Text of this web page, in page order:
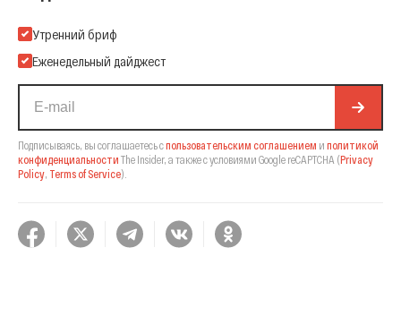
Подпишитесь на нашу Email-рассылку
Утренний бриф
Еженедельный дайджест
Подписываясь, вы соглашаетесь спользовательским соглашением и политикой
конфиденциальности The Insider, а также с условиями Google reCAPTCHA (Privacy
Policy, Terms of Service).